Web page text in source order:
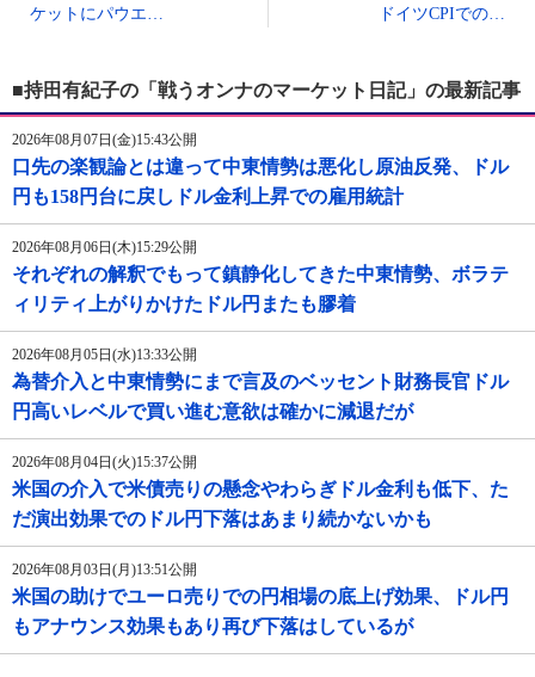
ケットにパウエ…
ドイツCPIでの…
■持田有紀子の「戦うオンナのマーケット日記」の最新記事
2026年08月07日(金)15:43公開
口先の楽観論とは違って中東情勢は悪化し原油反発、ドル
円も158円台に戻しドル金利上昇での雇用統計
2026年08月06日(木)15:29公開
それぞれの解釈でもって鎮静化してきた中東情勢、ボラテ
ィリティ上がりかけたドル円またも膠着
2026年08月05日(水)13:33公開
為替介入と中東情勢にまで言及のベッセント財務長官ドル
円高いレベルで買い進む意欲は確かに減退だが
2026年08月04日(火)15:37公開
米国の介入で米債売りの懸念やわらぎドル金利も低下、た
だ演出効果でのドル円下落はあまり続かないかも
2026年08月03日(月)13:51公開
米国の助けでユーロ売りでの円相場の底上げ効果、ドル円
もアナウンス効果もあり再び下落はしているが